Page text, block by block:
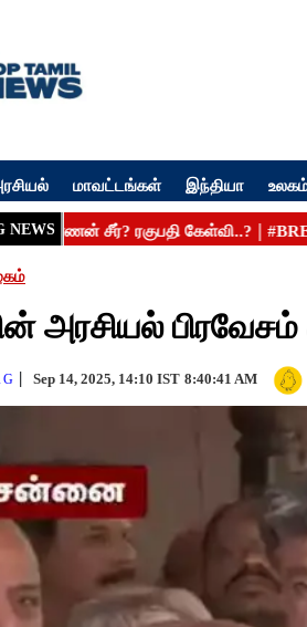
மாவட்டங்கள் இந்தியா
அரசியல்
G Sep 14, 2025, 14:10 IST 8:40:41 AM